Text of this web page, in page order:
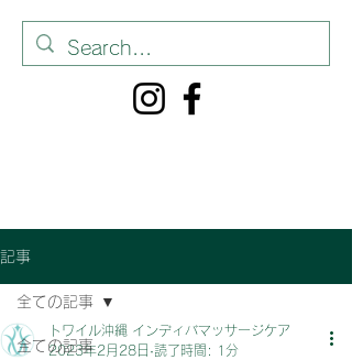
記事
全ての記事
全ての記事
トワイル沖縄 インディバマッサージケア
2023年2月28日 読了時間: 1分